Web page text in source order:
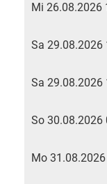
Mi 26.08.2026
Sa 29.08.2026
Sa 29.08.2026
So 30.08.2026
Mo